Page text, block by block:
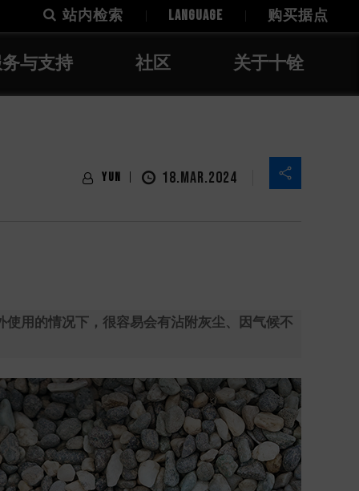
站内检索 LANGUAGE 购买据点
与支持 社区 关于十铨
Yun 18.MAR.2024
用的情况下，很容易会有沾附灰尘、因气候不